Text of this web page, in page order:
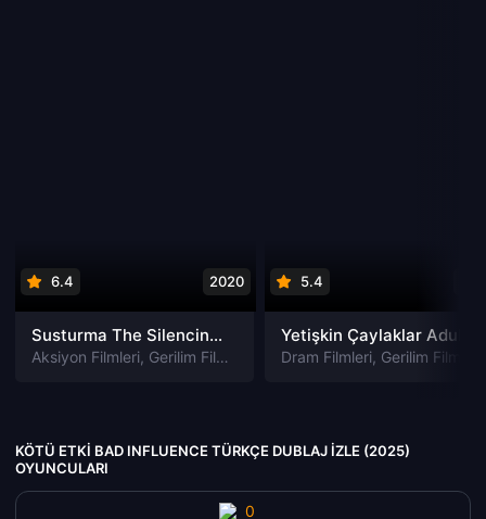
6.4 2020
Susturma The Silencing izle
Aksiyon Filmleri, Gerilim Filmleri Gizem Filmleri,Suç Filmleri
5.4
Dram Filmleri, Gerilim Filmleri
KÖTÜ ETKI BAD INFLUENCE TÜRKÇE DUBLAJ IZLE (2025)
OYUNCULARI